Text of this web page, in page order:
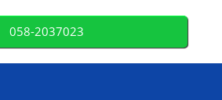
058-2037023